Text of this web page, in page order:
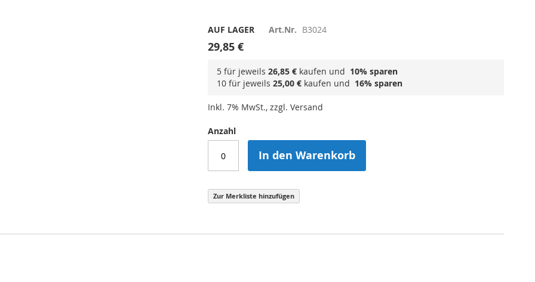
AUF LAGER Art.Nr. B3024
29,85 €
5 für jeweils 26,85 € kaufen und 10% sparen
10 für jeweils 25,00 € kaufen und 16% sparen
Inkl. 7% MwSt., zzgl. Versand
Anzahl
In den Warenkorb
Zur Merkliste hinzufügen